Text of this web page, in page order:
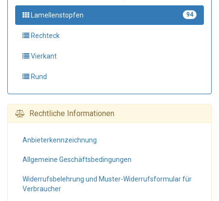
Lamellenstopfen 94
Rechteck
Vierkant
Rund
Rechtliche Informationen
Anbieter­kennzeichnung
Allgemeine Geschäfts­bedingungen
Widerrufs­belehrung und Muster-Widerrufs­formular für
Verbraucher